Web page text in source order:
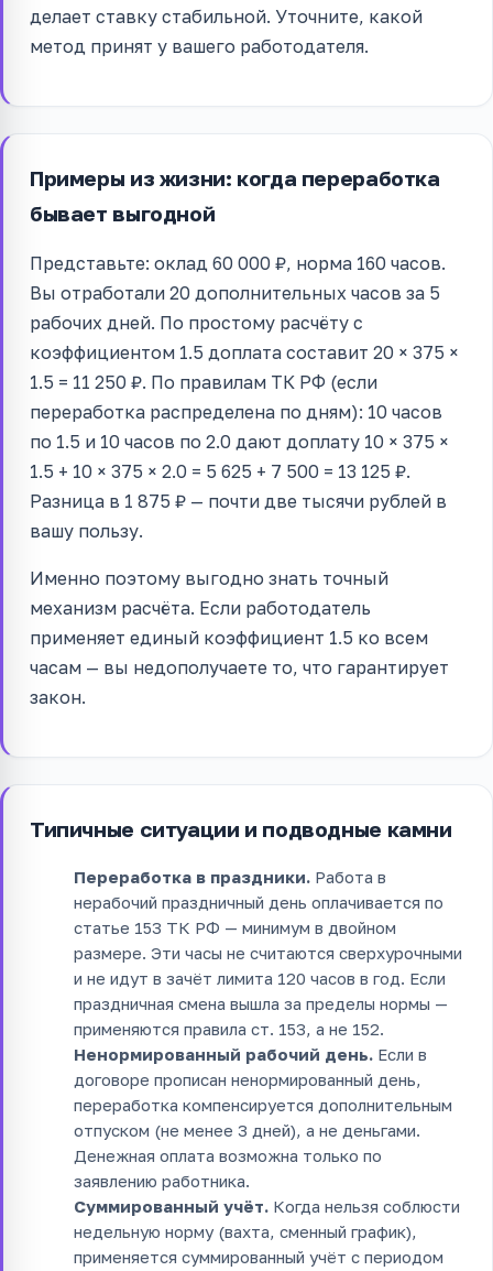
делает ставку стабильной. Уточните, какой
метод принят у вашего работодателя.
Примеры из жизни: когда переработка
бывает выгодной
Представьте: оклад 60 000 ₽, норма 160 часов.
Вы отработали 20 дополнительных часов за 5
рабочих дней. По простому расчёту с
коэффициентом 1.5 доплата составит 20 × 375 ×
1.5 = 11 250 ₽. По правилам ТК РФ (если
переработка распределена по дням): 10 часов
по 1.5 и 10 часов по 2.0 дают доплату 10 × 375 ×
1.5 + 10 × 375 × 2.0 = 5 625 + 7 500 = 13 125 ₽.
Разница в 1 875 ₽ — почти две тысячи рублей в
вашу пользу.
Именно поэтому выгодно знать точный
механизм расчёта. Если работодатель
применяет единый коэффициент 1.5 ко всем
часам — вы недополучаете то, что гарантирует
закон.
Типичные ситуации и подводные камни
Переработка в праздники. Работа в
нерабочий праздничный день оплачивается по
статье 153 ТК РФ — минимум в двойном
размере. Эти часы не считаются сверхурочными
и не идут в зачёт лимита 120 часов в год. Если
праздничная смена вышла за пределы нормы —
применяются правила ст. 153, а не 152.
Ненормированный рабочий день. Если в
договоре прописан ненормированный день,
переработка компенсируется дополнительным
отпуском (не менее 3 дней), а не деньгами.
Денежная оплата возможна только по
заявлению работника.
Суммированный учёт. Когда нельзя соблюсти
недельную норму (вахта, сменный график),
применяется суммированный учёт с периодом